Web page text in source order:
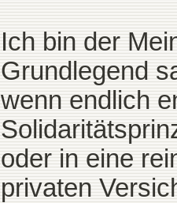
Ich bin der
Grundlegend
wenn endlich
oder in eine
privaten